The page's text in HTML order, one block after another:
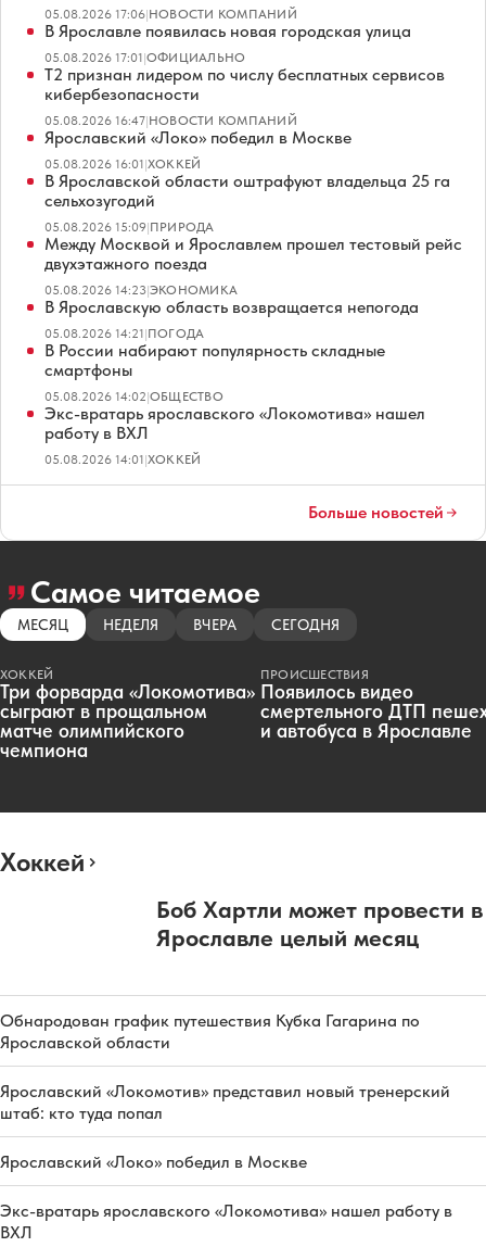
05.08.2026 17:06|НОВОСТИ КОМПАНИЙ
В Ярославле появилась новая городская улица
05.08.2026 17:01|ОФИЦИАЛЬНО
Т2 признан лидером по числу бесплатных сервисов
кибербезопасности
05.08.2026 16:47|НОВОСТИ КОМПАНИЙ
Ярославский «Локо» победил в Москве
05.08.2026 16:01|ХОККЕЙ
В Ярославской области оштрафуют владельца 25 га
сельхозугодий
05.08.2026 15:09|ПРИРОДА
Между Москвой и Ярославлем прошел тестовый рейс
двухэтажного поезда
05.08.2026 14:23|ЭКОНОМИКА
В Ярославскую область возвращается непогода
05.08.2026 14:21|ПОГОДА
В России набирают популярность складные
смартфоны
05.08.2026 14:02|ОБЩЕСТВО
Экс-вратарь ярославского «Локомотива» нашел
работу в ВХЛ
05.08.2026 14:01|ХОККЕЙ
Больше новостей
Самое читаемое
МЕСЯЦ НЕДЕЛЯ ВЧЕРА СЕГОДНЯ
ХОККЕЙ
Три форварда «Локомотива»
сыграют в прощальном
матче олимпийского
чемпиона
ПРОИСШЕСТВИЯ
Появилось видео
смертельного ДТП
и автобуса в Ярославле
Хоккей
Боб Хартли может провести в
Ярославле целый месяц
Обнародован график путешествия Кубка Гагарина по
Ярославской области
Ярославский «Локомотив» представил новый тренерский
штаб: кто туда попал
Ярославский «Локо» победил в Москве
Экс-вратарь ярославского «Локомотива» нашел работу в
ВХЛ